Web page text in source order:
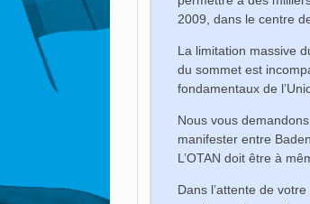
2009, dans le centre
La limitation massive
du sommet est
fondamentaux de
Nous vous
manifester entre
L’OTAN doit être à
Dans l’attente de